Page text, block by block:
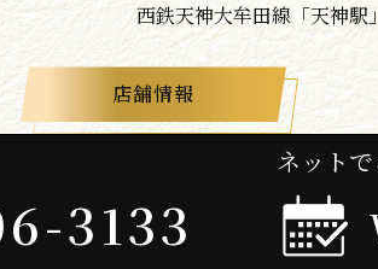
西鉄天神大牟田線「天神駅
店舗情報
3133
ネット